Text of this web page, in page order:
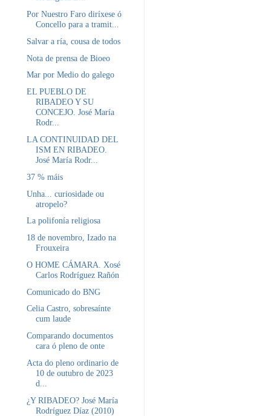
Por Nuestro Faro diríxese ó
Concello para a tramit...
Salvar a ría, cousa de todos
Nota de prensa de Bioeo
Mar por Medio do galego
EL PUEBLO DE
RIBADEO Y SU
CONCEJO. José María
Rodr...
LA CONTINUIDAD DEL
ISM EN RIBADEO.
José María Rodr...
37 % máis
Unha... curiosidade ou
atropelo?
La polifonía religiosa
18 de novembro, Izado na
Frouxeira
O HOME CÁMARA. Xosé
Carlos Rodríguez Rañón
Comunicado do BNG
Celia Castro, sobresaínte
cum laude
Comparando documentos
cara ó pleno de onte
Acta do pleno ordinario de
10 de outubro de 2023
d...
¿Y RIBADEO? José María
Rodríguez Díaz (2010)